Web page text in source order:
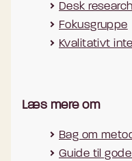
Desk research
Fokusgruppe
Kvalitativt
Læs mere om
Bag om
Guide til